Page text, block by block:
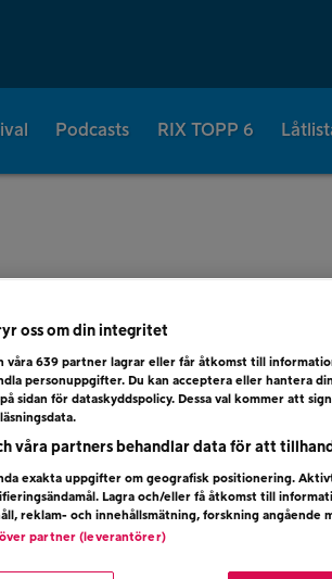
Podcasts RIX TOPP 6
24 NOV
oss om din integritet
våra 639 partner lagrar eller får åtkomst till
personuppgifter. Du kan acceptera eller hantera
sidan för dataskyddspolicy. Dessa val kommer att
våra partners behandlar data för att
exakta uppgifter om geografisk positionering.
Lagra och/eller få åtkomst till
reklam- och innehållsmätning, forskning angående
över partner (leverantörer)